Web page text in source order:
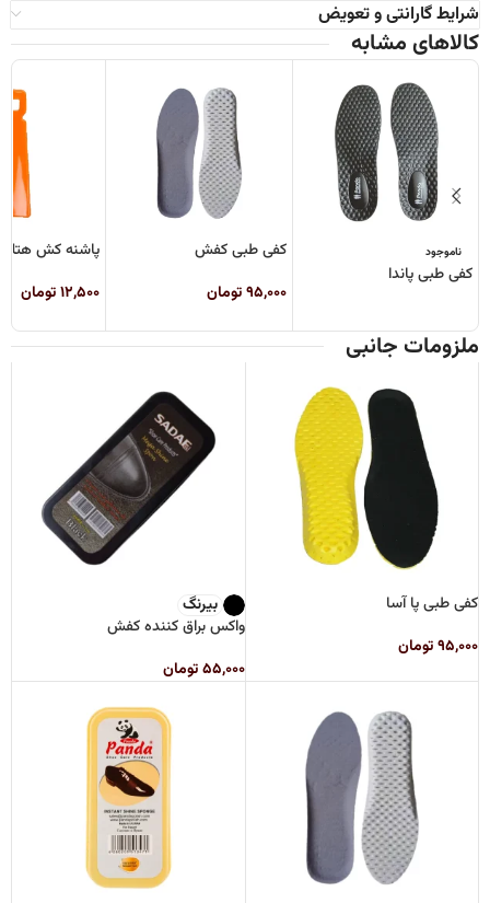
شرایط گارانتی و تعویض
کالاهای مشابه
ناموجود
کفی طبی پاندا
کفی طبی کفش
۹۵,۰۰۰تومان
پاشنه کش هتلی
۱۲,۵۰۰تومان
ملزومات جانبی
کفی طبی پا آسا
۹۵,۰۰۰تومان
بیرنگ
واکس براق کننده کفش
۵۵,۰۰۰ تومان